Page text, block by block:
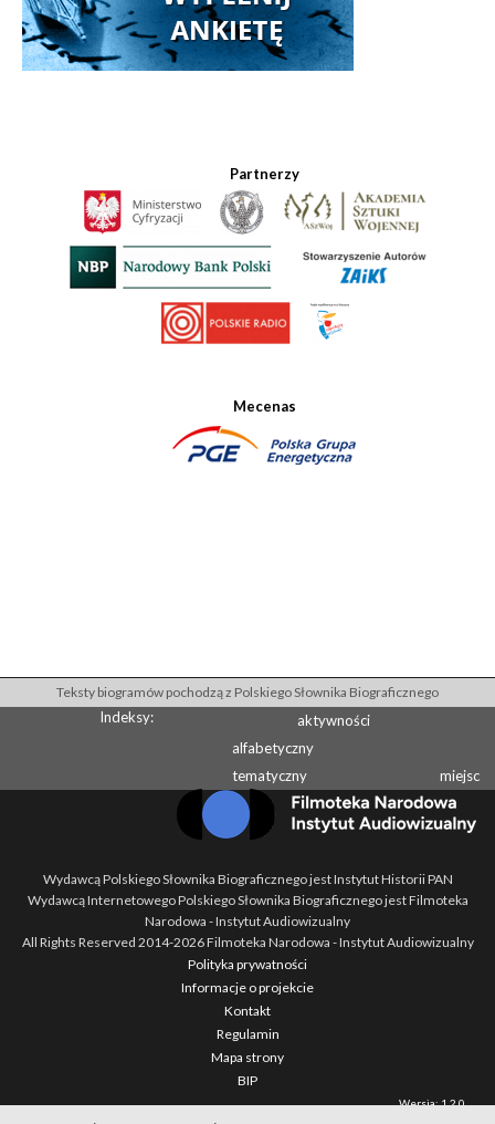
Partnerzy
Mecenas
Teksty biogramów pochodzą z Polskiego Słownika Biograficznego
Indeksy:
aktywności
alfabetyczny
tematyczny
miejsc
Wydawcą Polskiego Słownika Biograficznego jest Instytut Historii PAN
Wydawcą Internetowego Polskiego Słownika Biograficznego jest Filmoteka
Narodowa - Instytut Audiowizualny
All Rights Reserved 2014-2026Filmoteka Narodowa - Instytut Audiowizualny
Polityka prywatności
Informacje o projekcie
Kontakt
Regulamin
Mapa strony
BIP
Wersja: 1.2.0